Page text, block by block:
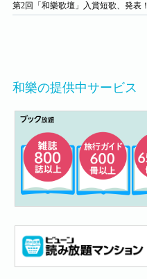
第2回「和樂歌壇」入賞短歌、発表！
和樂の提供中サービス